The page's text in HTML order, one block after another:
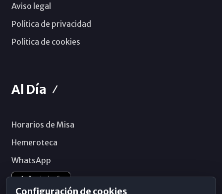
Aviso legal
Política de privacidad
Política de cookies
Al Día
Horarios de Misa
Hemeroteca
WhatsApp
Configuración de cookies